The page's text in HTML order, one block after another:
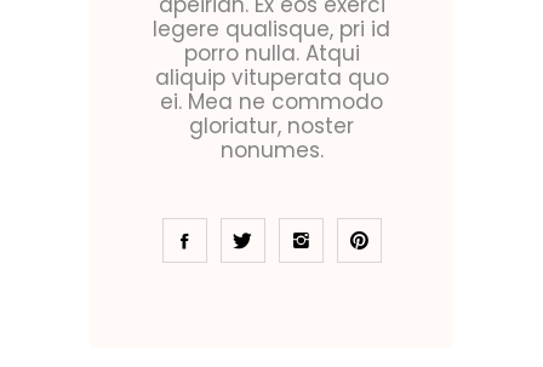
legere qualisque, pri id
porro nulla. Atqui
aliquip vituperata quo
ei. Mea ne commodo
gloriatur, noster
nonumes.